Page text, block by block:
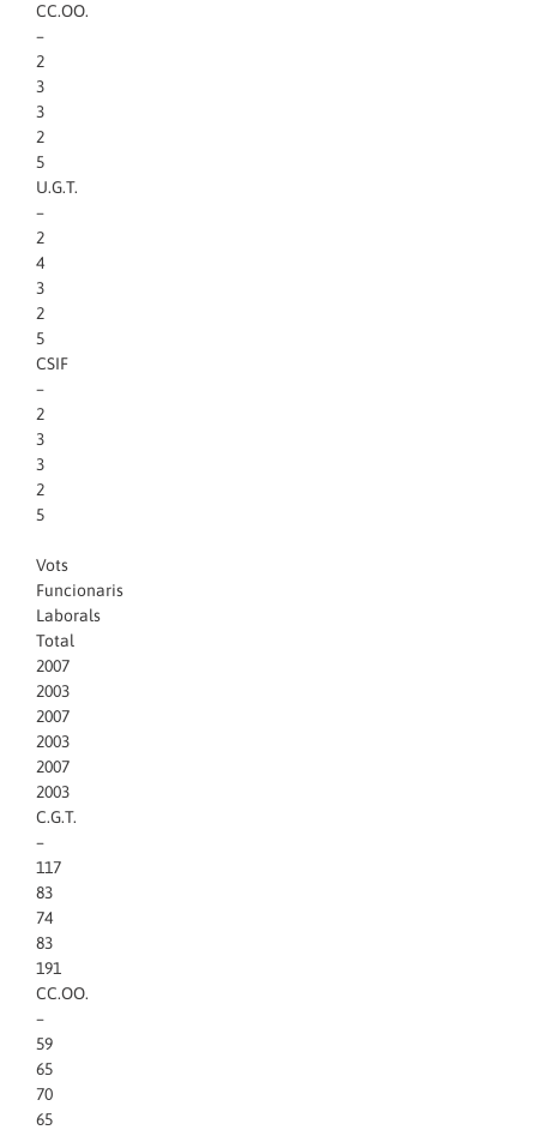
CC.OO.
–
2
3
3
2
5
U.G.T.
–
2
4
3
2
5
CSIF
–
2
3
3
2
5
Vots
Funcionaris
Laborals
Total
2007
2003
2007
2003
2007
2003
C.G.T.
–
117
83
74
83
191
CC.OO.
–
59
65
70
65